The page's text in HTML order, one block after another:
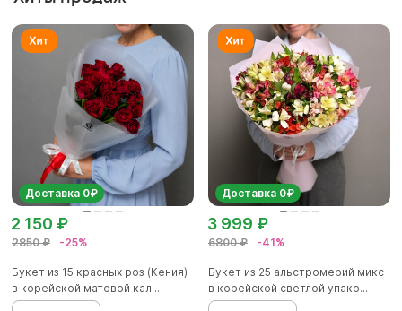
Доставка 0₽
2850 ₽ -25%
2 150 ₽
Букет из 15 красных роз (Кения)
в корейской матовой кал...
Доставка 0₽
6800 ₽ -41%
3 999 ₽
Букет из 25 альстромерий микс
в корейской светлой упако...